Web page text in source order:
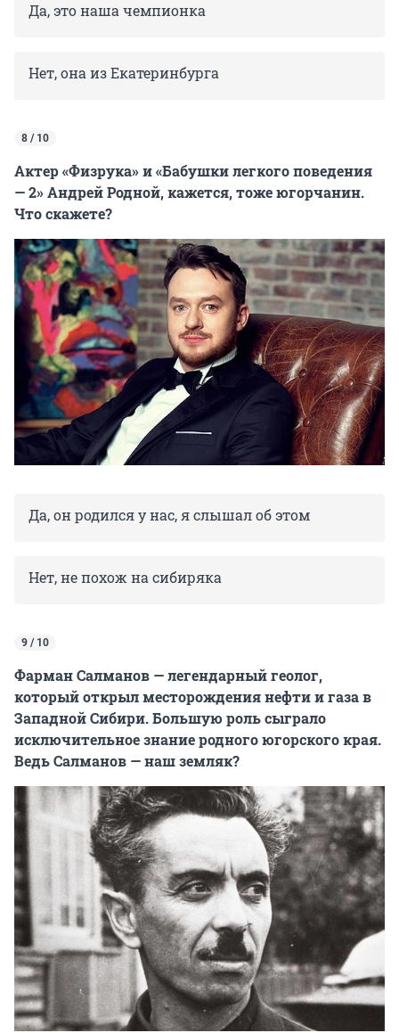
Да, это наша чемпионка
Нет, она из Екатеринбурга
8 / 10
Актер «Физрука» и «Бабушки легкого поведения
— 2» Андрей Родной, кажется, тоже югорчанин.
Что скажете?
Да, он родился у нас, я слышал об этом
Нет, не похож на сибиряка
9 / 10
Фарман Салманов — легендарный геолог,
который открыл месторождения нефти и газа в
Западной Сибири. Большую роль сыграло
исключительное знание родного югорского края.
Ведь Салманов — наш земляк?